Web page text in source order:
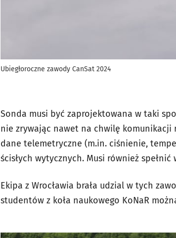
Ubiegłoroczne zawody CanSat 2024
Sonda musi być zaprojektowana w taki
nie zrywając nawet na chwilę komunikacji
dane telemetryczne (m.in. ciśnienie,
ścisłych wytycznych. Musi również
Ekipa z Wrocławia brała udzial w tych
studentów z koła naukowego KoNaR